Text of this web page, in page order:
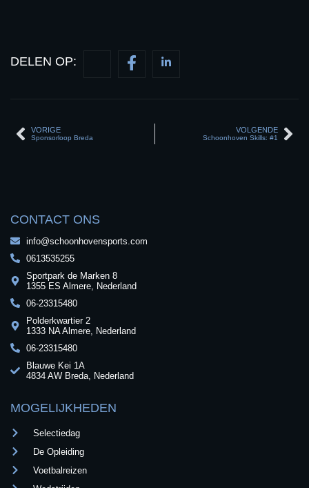
DELEN OP:
VORIGE
Sponsorloop Breda
VOLGENDE
Schoonhoven Skills: #1
CONTACT ONS
info@schoonhovensports.com
0613535255
Sportpark de Marken 8
1355 ES Almere, Nederland
06-23315480
Polderkwartier 2
1333 NA Almere, Nederland
06-23315480
Blauwe Kei 1A
4834 AW Breda, Nederland
MOGELIJKHEDEN
Selectiedag
De Opleiding
Voetbalreizen